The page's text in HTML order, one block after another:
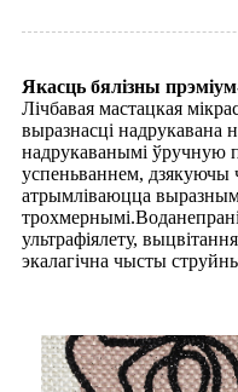
Якасць бялізны
Лічбавая мастацкая
выразнасці надрукавана
надрукаванымі ўручную
успеньваннем, дзякуючы
атрымліваюцца
ультрафіялету,
экалагічна чысты